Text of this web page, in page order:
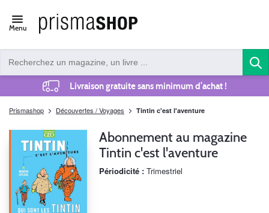
Open/close
navigation
Menu
Livraison gratuite sans minimum d’achat !
Prismashop Découvertes / Voyages Tintin c'est l'aventure
Abonnement au magazine
Tintin c'est l'aventure
Périodicité : Trimestriel